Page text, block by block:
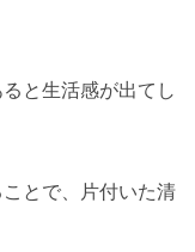
と生活感が出てし
とで、片付いた清